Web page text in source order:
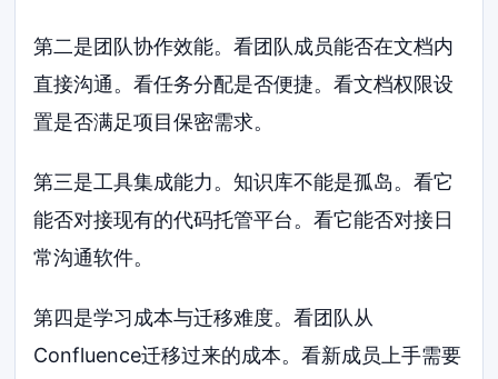
第二是团队协作效能。看团队成员能否在文档内
直接沟通。看任务分配是否便捷。看文档权限设
置是否满足项目保密需求。
第三是工具集成能力。知识库不能是孤岛。看它
能否对接现有的代码托管平台。看它能否对接日
常沟通软件。
第四是学习成本与迁移难度。看团队从
Confluence迁移过来的成本。看新成员上手需要